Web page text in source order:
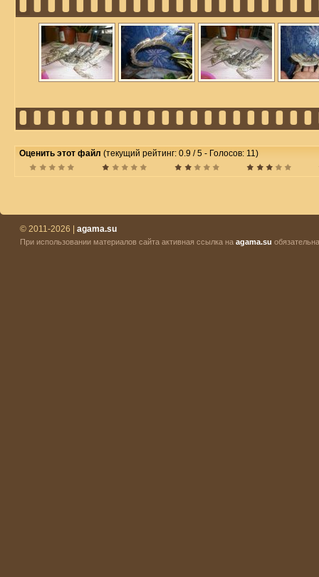
Оценить этот файл (текущий рейтинг: 0.9 / 5 - Голосов: 11)
© 2011-2026 | agama.su
При использовании материалов сайта активная ссылка на agama.su